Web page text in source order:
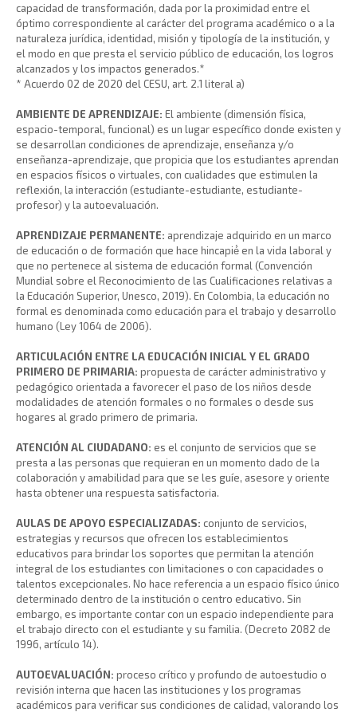
capacidad de transformación, dada por la proximidad entre el
óptimo correspondiente al carácter del programa académico o a la
naturaleza jurídica, identidad, misión y tipología de la institución, y
el modo en que presta el servicio público de educación, los logros
alcanzados y los impactos generados.*
* Acuerdo 02 de 2020 del CESU, art. 2.1 literal a)
AMBIENTE DE APRENDIZAJE: El ambiente (dimensión física,
espacio-temporal, funcional) es un lugar específico donde existen y
se desarrollan condiciones de aprendizaje, enseñanza y/o
enseñanza-aprendizaje, que propicia que los estudiantes aprendan
en espacios físicos o virtuales, con cualidades que estimulen la
reflexión, la interacción (estudiante-estudiante, estudiante-
profesor) y la autoevaluación.
APRENDIZAJE PERMANENTE: aprendizaje adquirido en un marco
de educación o de formación que hace hincapié́ en la vida laboral y
que no pertenece al sistema de educación formal (Convención
Mundial sobre el Reconocimiento de las Cualificaciones relativas a
la Educación Superior, Unesco, 2019). En Colombia, la educación no
formal es denominada como educación para el trabajo y desarrollo
humano (Ley 1064 de 2006).
ARTICULACIÓN ENTRE LA EDUCACIÓN INICIAL Y EL GRADO
PRIMERO DE PRIMARIA: propuesta de carácter administrativo y
pedagógico orientada a favorecer el paso de los niños desde
modalidades de atención formales o no formales o desde sus
hogares al grado primero de primaria.
ATENCIÓN AL CIUDADANO: es el conjunto de servicios que se
presta a las personas que requieran en un momento dado de la
colaboración y amabilidad para que se les guíe, asesore y oriente
hasta obtener una respuesta satisfactoria.
AULAS DE APOYO ESPECIALIZADAS: conjunto de servicios,
estrategias y recursos que ofrecen los establecimientos
educativos para brindar los soportes que permitan la atención
integral de los estudiantes con limitaciones o con capacidades o
talentos excepcionales. No hace referencia a un espacio físico único
determinado dentro de la institución o centro educativo. Sin
embargo, es importante contar con un espacio independiente para
el trabajo directo con el estudiante y su familia. (Decreto 2082 de
1996, artículo 14).
AUTOEVALUACIÓN: proceso crítico y profundo de autoestudio o
revisión interna que hacen las instituciones y los programas
académicos para verificar sus condiciones de calidad, valorando los